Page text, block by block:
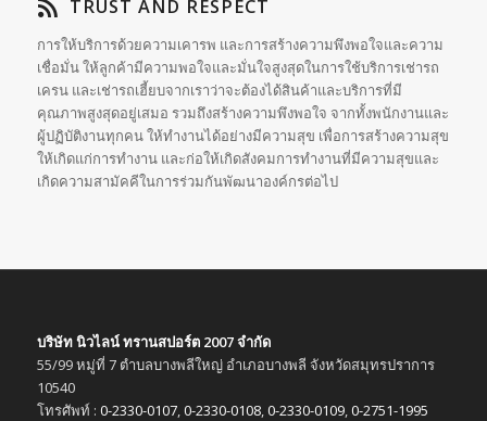
TRUST AND RESPECT
การให้บริการด้วยความเคารพ และการสร้างความพึงพอใจและความ
เชื่อมั่น ให้ลูกค้ามีความพอใจและมั่นใจสูงสุดในการใช้บริการเช่ารถ
เครน และเช่ารถเฮี้ยบจากเราว่าจะต้องได้สินค้าและบริการที่มี
คุณภาพสูงสุดอยู่เสมอ รวมถึงสร้างความพึงพอใจ จากทั้งพนักงานและ
ผู้ปฏิบัติงานทุกคน ให้ทำงานได้อย่างมีความสุข เพื่อการสร้างความสุข
ให้เกิดแก่การทำงาน และก่อให้เกิดสังคมการทำงานที่มีความสุขและ
เกิดความสามัคคีในการร่วมกันพัฒนาองค์กรต่อไป
บริษัท นิวไลน์ ทรานสปอร์ต 2007 จำกัด
55/99 หมู่ที่ 7 ตำบลบางพลีใหญ่ อำเภอบางพลี จังหวัดสมุทรปราการ
10540
โทรศัพท์ : 0-2330-0107,0-2330-0108,0-2330-0109,0-2751-1995